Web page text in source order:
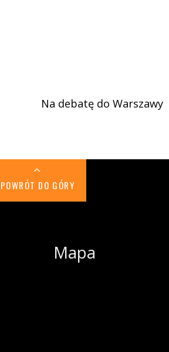
Na debatę do Warszawy
POWRÓT DO GÓRY
Mapa